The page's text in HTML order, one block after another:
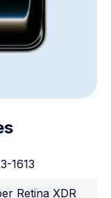
1613
Retina XDR